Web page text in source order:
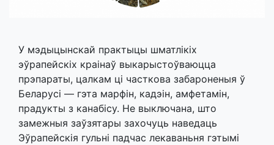
У мэдыцынскай практыцы шматлікіх
эўрапейскіх краінаў выкарыстоўваюцца
прэпараты, цалкам ці часткова забароненыя ў
Беларусі — гэта марфін, кадэін, амфетамін,
прадукты з канабісу. Не выключана, што
замежныя заўзятары захочуць наведаць
Эўрапейскія гульні падчас лекаваньня гэтымі